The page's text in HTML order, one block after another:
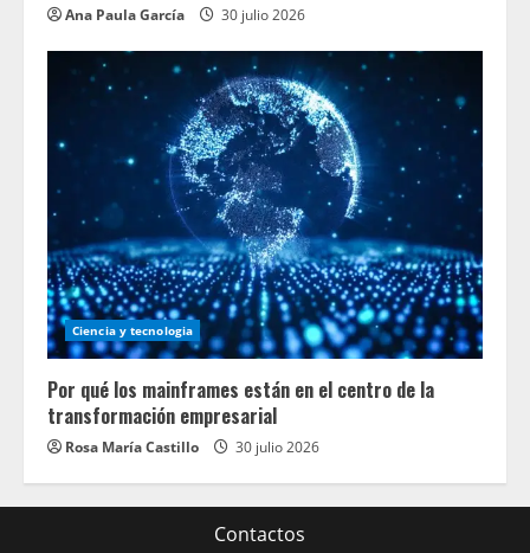
Ana Paula García 30 julio 2026
Ciencia y tecnologia
Por qué los mainframes están en el centro de la
transformación empresarial
Rosa María Castillo 30 julio 2026
Contactos